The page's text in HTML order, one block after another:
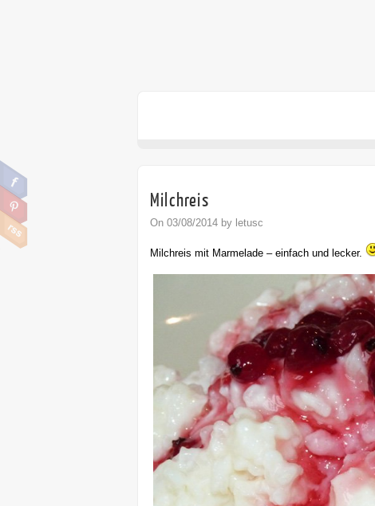
Milchreis
On 03/08/2014 by letusc
Milchreis mit Marmelade – einfach und lecker.